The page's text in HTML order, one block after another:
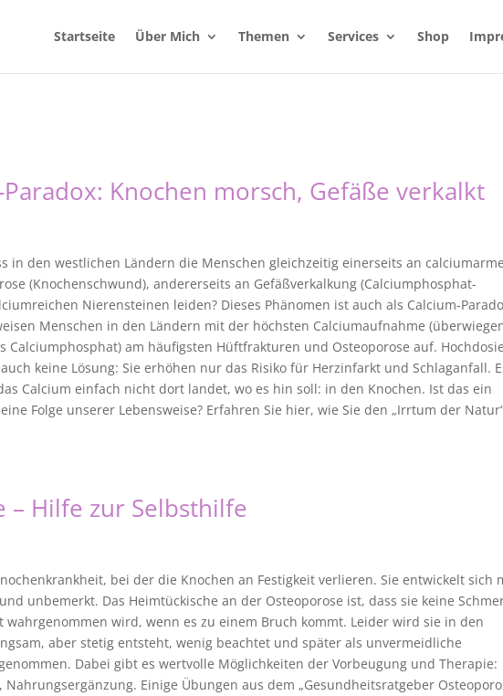
Startseite Über Mich Themen Services Shop
Paradox: Knochen morsch, Gefäße verkalkt
in den westlichen Ländern die Menschen gleichzeitig einerseits an
(Knochenschwund), andererseits an Gefäßverkalkung (Calciumphosphat-
Nierensteinen leiden? Dieses Phänomen ist auch als Calcium-
Menschen in den Ländern mit der höchsten Calciumaufnahme
Calciumphosphat) am häufigsten Hüftfrakturen und Osteoporose auf.
keine Lösung: Sie erhöhen nur das Risiko für Herzinfarkt und Schlaganfall.
Calcium einfach nicht dort landet, wo es hin soll: in den Knochen. Ist das ein
Folge unserer Lebensweise? Erfahren Sie hier, wie Sie den „Irrtum der
– Hilfe zur Selbsthilfe
bei der die Knochen an Festigkeit verlieren. Sie entwickelt sich
unbemerkt. Das Heimtückische an der Osteoporose ist, dass sie keine
wird, wenn es zu einem Bruch kommt. Leider wird sie in den
aber stetig entsteht, wenig beachtet und später als unvermeidliche
Dabei gibt es wertvolle Möglichkeiten der Vorbeugung und Therapie:
Nahrungsergänzung. Einige Übungen aus dem „Gesundheitsratgeber